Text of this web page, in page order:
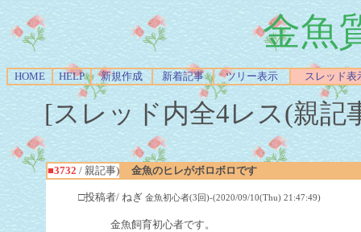
金魚
HOME HELP 新規作成 新着記事 ツリー表示 スレッド表
[スレッド内全4レス(親記
■3732 / 親記事) 金魚のヒレがボロボロです
□投稿者/ ねぎ 金魚初心者(3回)-(2020/09/10(Thu) 21:47:49)
金魚飼育初心者です。